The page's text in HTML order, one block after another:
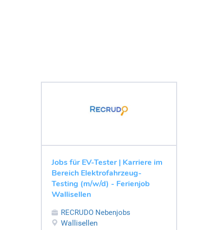
Jobs für EV-Tester | Karriere im
Bereich Elektrofahrzeug-
Testing (m/w/d) - Ferienjob
Wallisellen
RECRUDO Nebenjobs
Wallisellen